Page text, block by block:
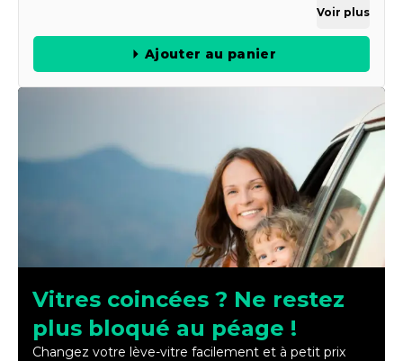
Voir plus
Ajouter au panier
Vitres coincées ? Ne restez
plus bloqué au péage !
Changez votre lève-vitre facilement et à petit prix